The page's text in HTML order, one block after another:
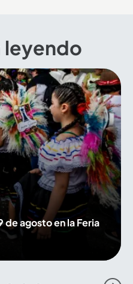
leyendo
de agosto en la Feria